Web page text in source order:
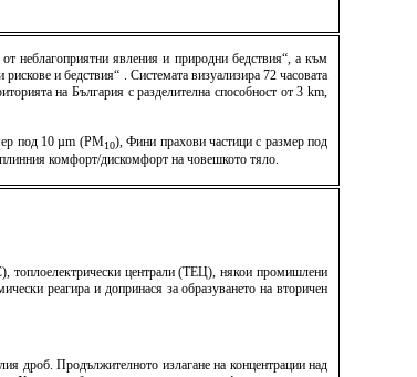
неблагоприятни явления и природни бедствия“, а към
и бедствия“ . Системата визуализира 72 часовата
на България с разделителна способност от 3 km,
под 10 µm (PM10), Фини прахови частици с размер под
комфорт/дискомфорт на човешкото тяло.
топлоелектрически централи (ТЕЦ), някои промишлени
реагира и допринася за образуването на вторичен
дроб. Продължителното излагане на концентрации над